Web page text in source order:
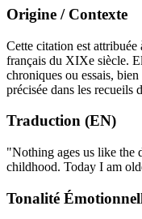
Origine / Contexte
Cette citation est
français du XIXe siècle.
chroniques ou essais,
précisée dans les recueils
Traduction (EN)
"Nothing ages us like the
childhood. Today I am
Tonalité